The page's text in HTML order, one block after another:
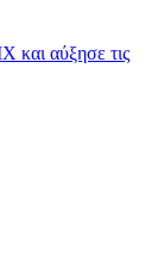
και αύξησε τις